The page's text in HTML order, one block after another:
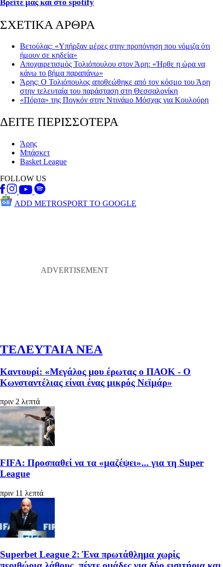
Βρείτε μας και στο spotify
ΣΧΕΤΙΚΑ ΑΡΘΡΑ
Βετούλας: «Υπήρξαν μέρες στην προπόνηση που νόμιζα ότι
ήμουν σε κηδεία»
Αποχαιρετισμός Τολιόπουλου στον Άρη: «Ήρθε η ώρα να
κάνω το βήμα παραπάνω»
Άρης: Ο Τολιόπουλος αποθεώθηκε από τον κόσμο του Άρη
στην τελευταία του παράσταση στη Θεσσαλονίκη
«Πόρτα» της Πογκόν στην Ντινάμο Μόσχας για Κουλούρη
ΔΕΙΤΕ ΠΕΡΙΣΣΟΤΕΡΑ
Άρης
Μπάσκετ
Basket League
FOLLOW US
ADD METROSPORT TO GOOGLE
ΤΕΛΕΥΤΑΙΑ ΝΕΑ
Καντουρί: «Μεγάλος μου έρωτας ο ΠΑΟΚ - Ο
Κωνσταντέλιας είναι ένας μικρός Νεϊμάρ»
πριν 2 λεπτά
FIFA: Προσπαθεί να τα «μαζέψει»... για τη Super
League
πριν 11 λεπτά
Superbet League 2: Ένα πρωτάθλημα χωρίς